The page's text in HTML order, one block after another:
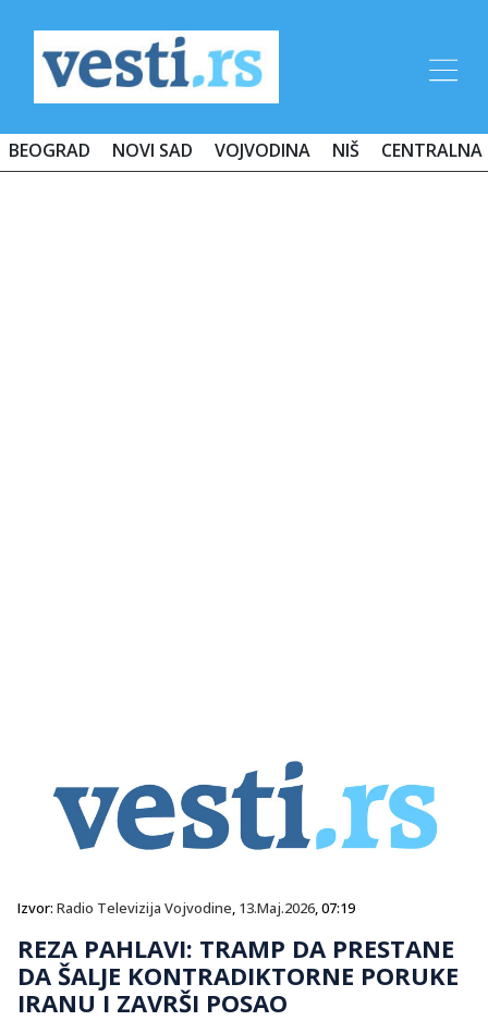
BEOGRAD NOVI SAD VOJVODINA NIŠ CENTRALNA
Izvor: Radio Televizija Vojvodine, 13.Maj.2026, 07:19
REZA PAHLAVI: TRAMP DA PRESTANE
DA ŠALJE KONTRADIKTORNE PORUKE
IRANU I ZAVRŠI POSAO